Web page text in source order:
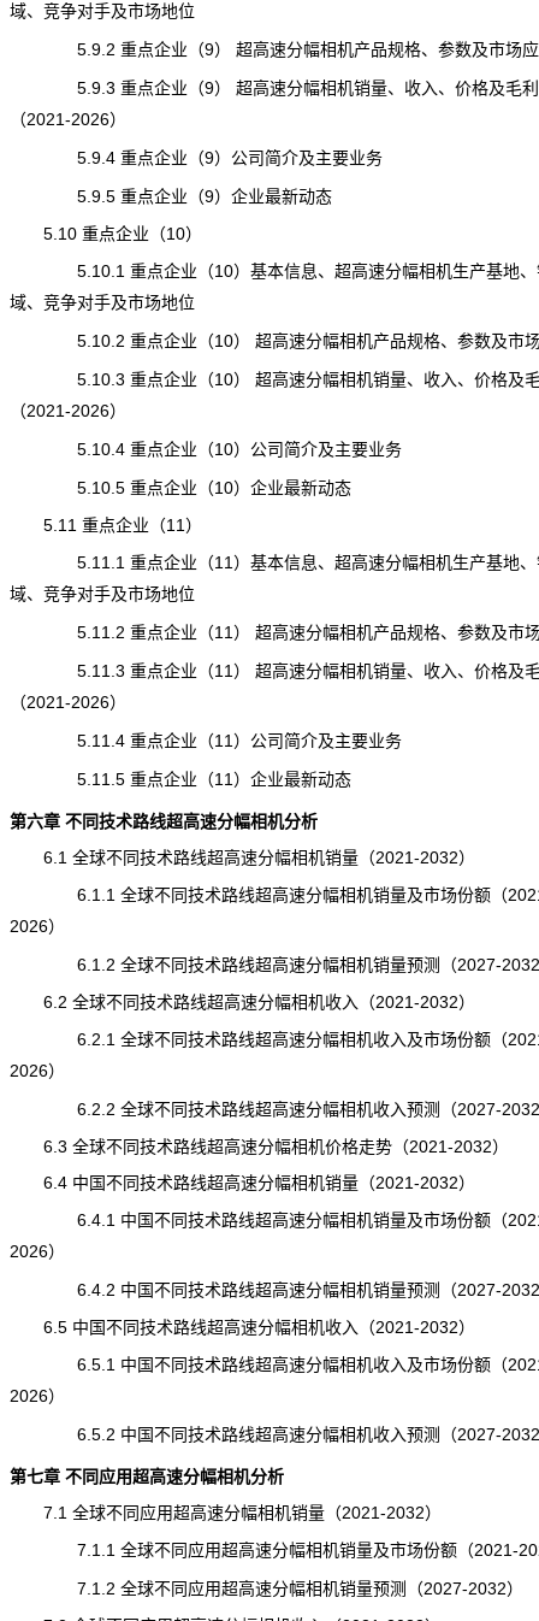
域、竞争对手及市场地位
5.9.2 重点企业（9） 超高速分幅相机产品规格、参数及市场
5.9.3 重点企业（9） 超高速分幅相机销量、收入、价格及毛
（2021-2026）
5.9.4 重点企业（9）公司简介及主要业务
5.9.5 重点企业（9）企业最新动态
5.10 重点企业（10）
5.10.1 重点企业（10）基本信息、超高速分幅相机生产基地、
域、竞争对手及市场地位
5.10.2 重点企业（10） 超高速分幅相机产品规格、参数及市
5.10.3 重点企业（10） 超高速分幅相机销量、收入、价格及
（2021-2026）
5.10.4 重点企业（10）公司简介及主要业务
5.10.5 重点企业（10）企业最新动态
5.11 重点企业（11）
5.11.1 重点企业（11）基本信息、超高速分幅相机生产基地、
域、竞争对手及市场地位
5.11.2 重点企业（11） 超高速分幅相机产品规格、参数及市
5.11.3 重点企业（11） 超高速分幅相机销量、收入、价格及
（2021-2026）
5.11.4 重点企业（11）公司简介及主要业务
5.11.5 重点企业（11）企业最新动态
第六章 不同技术路线超高速分幅相机分析
6.1 全球不同技术路线超高速分幅相机销量（2021-2032）
6.1.1 全球不同技术路线超高速分幅相机销量及市场份额（
2026）
6.1.2 全球不同技术路线超高速分幅相机销量预测（2027-
6.2 全球不同技术路线超高速分幅相机收入（2021-2032）
6.2.1 全球不同技术路线超高速分幅相机收入及市场份额（
2026）
6.2.2 全球不同技术路线超高速分幅相机收入预测（2027-
6.3 全球不同技术路线超高速分幅相机价格走势（2021-2032）
6.4 中国不同技术路线超高速分幅相机销量（2021-2032）
6.4.1 中国不同技术路线超高速分幅相机销量及市场份额（
2026）
6.4.2 中国不同技术路线超高速分幅相机销量预测（2027-
6.5 中国不同技术路线超高速分幅相机收入（2021-2032）
6.5.1 中国不同技术路线超高速分幅相机收入及市场份额（
2026）
6.5.2 中国不同技术路线超高速分幅相机收入预测（2027-
第七章 不同应用超高速分幅相机分析
7.1 全球不同应用超高速分幅相机销量（2021-2032）
7.1.1 全球不同应用超高速分幅相机销量及市场份额（2021-
7.1.2 全球不同应用超高速分幅相机销量预测（2027-2032）